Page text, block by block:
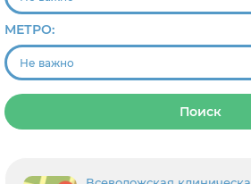
МЕТРО:
Поиск